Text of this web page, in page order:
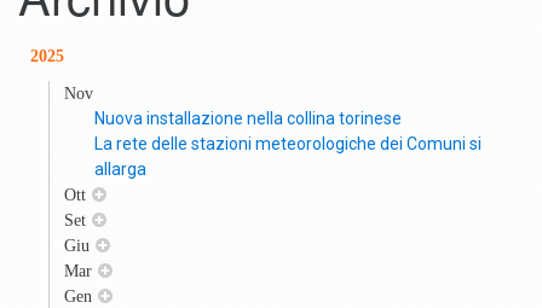
2025
Nov
Nuova installazione nella collina torinese
La rete delle stazioni meteorologiche dei Comuni si
allarga
Ott
Set
Giu
Mar
Gen